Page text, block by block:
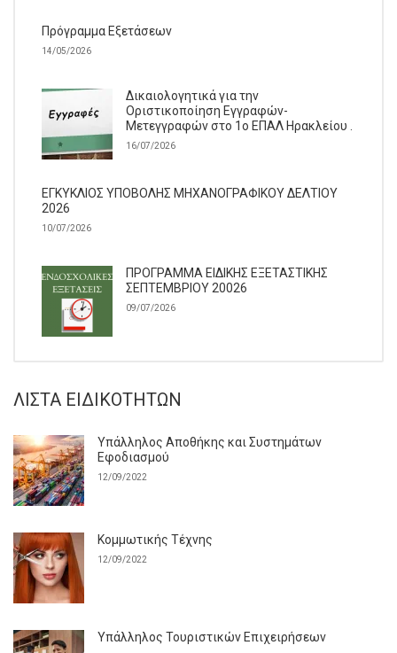
Πρόγραμμα Εξετάσεων
14/05/2026
Δικαιολογητικά για την
Οριστικοποίηση Εγγραφών-
Μετεγγραφών στο 1ο ΕΠΑΛ Ηρακλείου .
16/07/2026
ΕΓΚΥΚΛΙΟΣ ΥΠΟΒΟΛΗΣ ΜΗΧΑΝΟΓΡΑΦΙΚΟΥ ΔΕΛΤΙΟΥ
2026
10/07/2026
ΠΡΟΓΡΑΜΜΑ ΕΙΔΙΚΗΣ ΕΞΕΤΑΣΤΙΚΗΣ
ΣΕΠΤΕΜΒΡΙΟΥ 20026
09/07/2026
ΛΊΣΤΑ ΕΙΔΙΚΟΤΉΤΩΝ
Υπάλληλος Αποθήκης και Συστημάτων
Εφοδιασμού
12/09/2022
Κομμωτικής Τέχνης
12/09/2022
Υπάλληλος Τουριστικών Επιχειρήσεων